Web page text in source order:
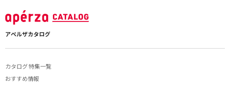
アペルザカタログ
カタログ 特集一覧
おすすめ情報